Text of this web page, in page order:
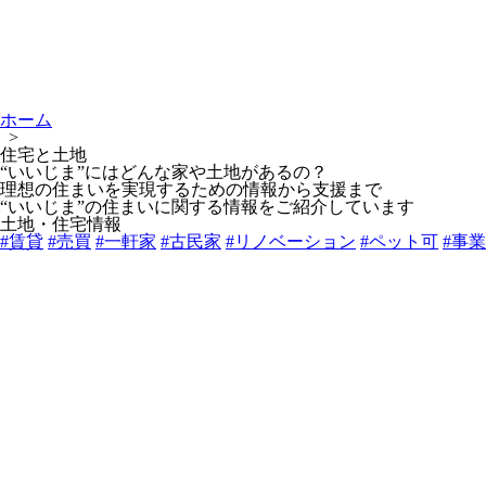
ホーム
>
住宅と土地
“いいじま”にはどんな家や土地があるの？
理想の住まいを実現するための情報から支援まで
“いいじま”の住まいに関する情報をご紹介しています
土地・住宅情報
#賃貸 #売買 #一軒家 #古民家 #リノベーション #ペット可 #事